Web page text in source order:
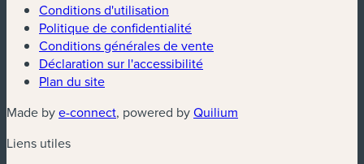
Conditions d'utilisation
Politique de confidentialité
Conditions générales de vente
Déclaration sur l'accessibilité
Plan du site
Made bye-connect(nouvelle fenêtre)
, powered byQuilium
Liens utiles